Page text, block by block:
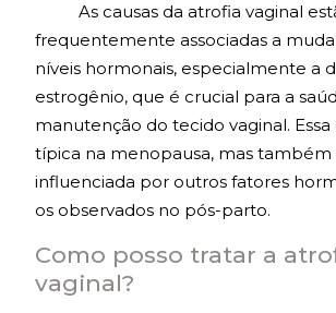
As causas da atrofia vaginal
frequentemente associadas a
níveis hormonais, especialmente a
estrogênio, que é crucial para a
manutenção do tecido vaginal.
típica na menopausa, mas também
influenciada por outros fatores
os observados no pós-parto.
Como posso tratar a
vaginal?